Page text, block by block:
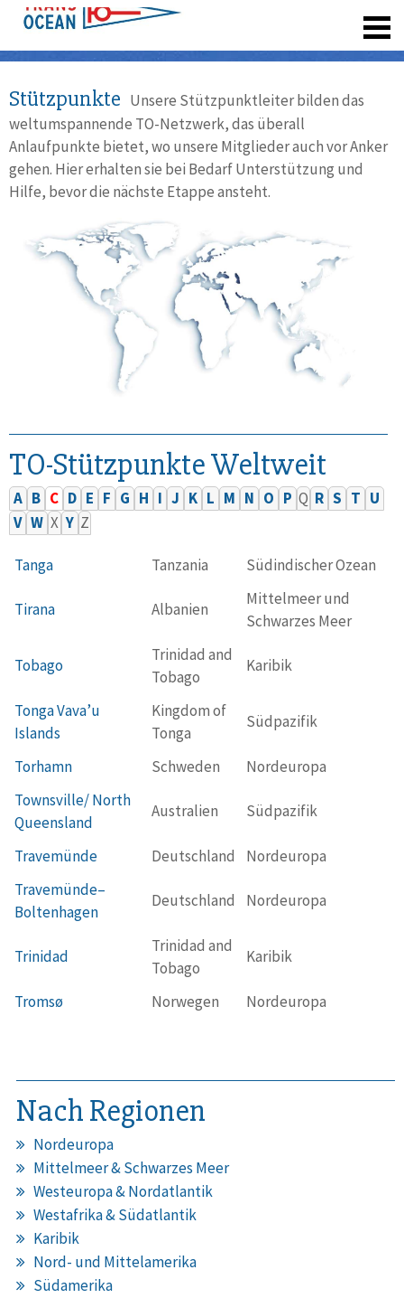
Stützpunkte Unsere Stützpunktleiter bilden das
weltumspannende TO-Netzwerk, das überall
Anlaufpunkte bietet, wo unsere Mitglieder auch vor Anker
gehen. Hier erhalten sie bei Bedarf Unterstützung und
Hilfe, bevor die nächste Etappe ansteht.
TO-Stützpunkte Weltweit
A B C D E F G H I J K L M N O P Q R S T U
V W X Y Z
Tanga Tanzania Südindischer Ozean
Tirana Albanien
Mittelmeer und
Schwarzes Meer
Tobago
Trinidad and
Tobago
Karibik
Tonga Vava’u
Islands
Kingdom of
Tonga
Südpazifik
Torhamn Schweden
Nordeuropa
Townsville/ North
Queensland
Australien Südpazifik
Travemünde Deutschland
Nordeuropa
Travemünde–
Boltenhagen
Deutschland Nordeuropa
Trinidad
Trinidad and
Tobago
Karibik
Tromsø Norwegen Nordeuropa
Nach Regionen
Nordeuropa
Mittelmeer & Schwarzes Meer
Westeuropa & Nordatlantik
Westafrika & Südatlantik
Karibik
Nord- und Mittelamerika
Südamerika